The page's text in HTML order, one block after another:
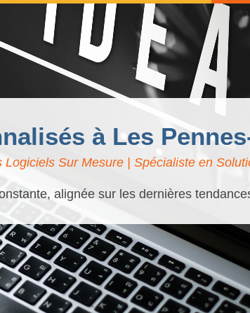
à Les
Sur Mesure | Spécialiste en
alignée sur les dernières